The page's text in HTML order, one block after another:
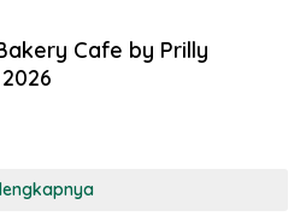
Cafe by Prilly